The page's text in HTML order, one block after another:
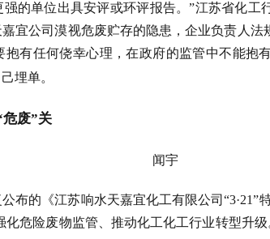
的单位出具安评或环评报告。”江苏省化工
宜公司漠视危废贮存的隐患，企业负责人
有任何侥幸心理，在政府的监管中不能抱
埋单。
废”关
闻宇
布的《江苏响水天嘉宜化工有限公司“3·21”
化危险废物监管、推动化工化工行业转型升